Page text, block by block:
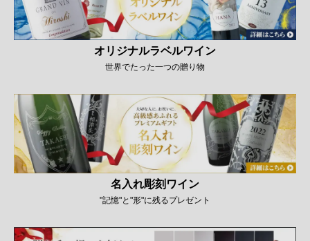
オリジナルラベルワイン
世界でたった一つの贈り物
名入れ彫刻ワイン
"記憶"と"形"に残るプレゼント